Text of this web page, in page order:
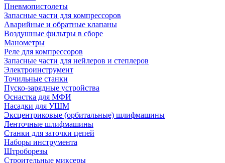
Пневмопистолеты
Запасные части для компрессоров
Аварийные и обратные клапаны
Воздушные фильтры в сборе
Манометры
Реле для компрессоров
Запасные части для нейлеров и степлеров
Электроинструмент
Точильные станки
Пуско-зарядные устройства
Оснастка для МФИ
Насадки для УШМ
Эксцентриковые (орбитальные) шлифмашины
Ленточные шлифмашины
Станки для заточки цепей
Наборы инструмента
Штроборезы
Строительные миксеры